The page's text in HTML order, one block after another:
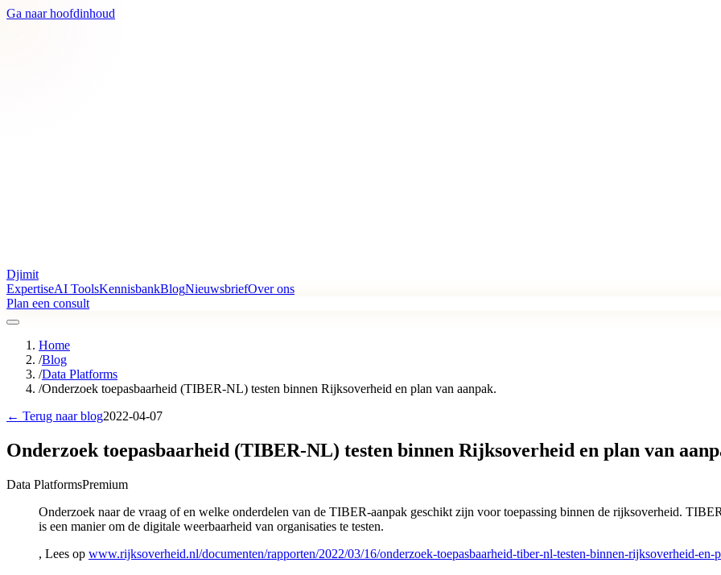
Ga naar hoofdinhoud
Djimit
ExpertiseAI ToolsKennisbankBlogNieuwsbriefOver ons
Plan een consult
Home
/Blog
/Data Platforms
/Onderzoek toepasbaarheid (TIBER-NL) testen binnen Rijksoverheid en plan van aanpak.
← Terug naar blog2022-04-07
Onderzoek toepasbaarheid (TIBER-NL) testen binnen Rijksoverheid en plan van
Data PlatformsPremium
Onderzoek naar de vraag of en welke onderdelen van de TIBER-aanpak geschikt zijn voor toepassing binnen de rijksoverheid.
is een manier om de digitale weerbaarheid van organisaties te testen.
, Lees op www.rijksoverheid.nl/documenten/rapporten/2022/03/16/onderzoek-toepasbaarheid-tiber-nl-testen-binnen-rijksoverheid-en-